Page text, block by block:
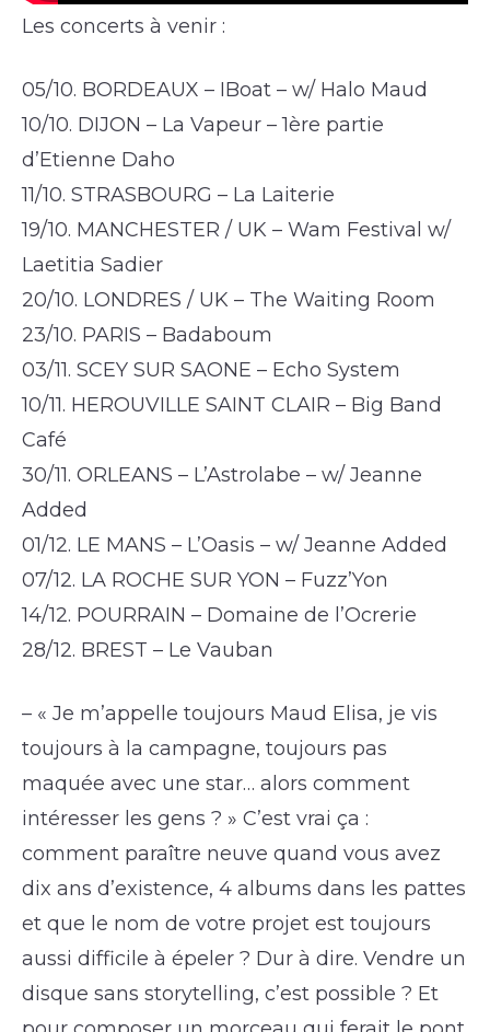
Les concerts à venir :
05/10. BORDEAUX – IBoat – w/ Halo Maud
10/10. DIJON – La Vapeur – 1ère partie
d’Etienne Daho
11/10. STRASBOURG – La Laiterie
19/10. MANCHESTER / UK – Wam Festival w/
Laetitia Sadier
20/10. LONDRES / UK – The Waiting Room
23/10. PARIS – Badaboum
03/11. SCEY SUR SAONE – Echo System
10/11. HEROUVILLE SAINT CLAIR – Big Band
Café
30/11. ORLEANS – L’Astrolabe – w/ Jeanne
Added
01/12. LE MANS – L’Oasis – w/ Jeanne Added
07/12. LA ROCHE SUR YON – Fuzz’Yon
14/12. POURRAIN – Domaine de l’Ocrerie
28/12. BREST – Le Vauban
– « Je m’appelle toujours Maud Elisa, je vis
toujours à la campagne, toujours pas
maquée avec une star… alors comment
intéresser les gens ? » C’est vrai ça :
comment paraître neuve quand vous avez
dix ans d’existence, 4 albums dans les pattes
et que le nom de votre projet est toujours
aussi difficile à épeler ? Dur à dire. Vendre un
disque sans storytelling, c’est possible ? Et